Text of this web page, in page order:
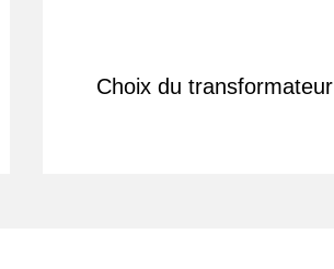
Choix du transformateur